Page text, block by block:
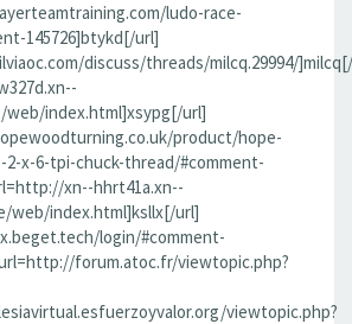
ludo-race-
145726]btykd[/url]
discuss/threads/milcq.29994/
index.html]xsypg[/url]
product/hope-
x-6-tpi-chuck-thread/#comment-
xn--hhrt41a.xn--
web/index.html]ksllx[/url]
login/#comment-
forum.atoc.fr/viewtopic.php?
viewtopic.php?